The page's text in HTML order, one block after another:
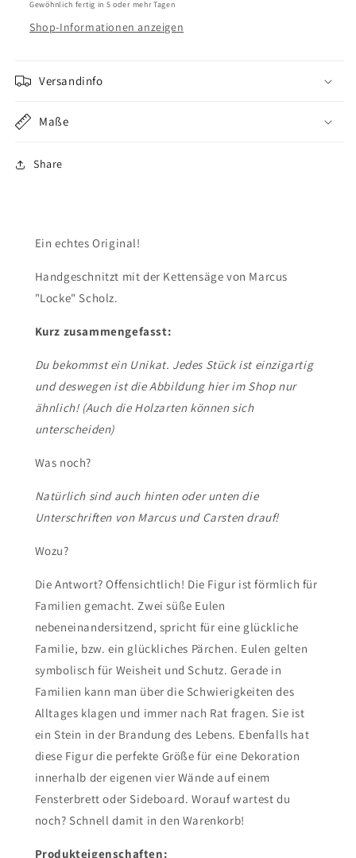
Gewöhnlich fertig in 5 oder mehr Tagen
Shop-Informationen anzeigen
Versandinfo
Maße
Share
Ein echtes Original!
Handgeschnitzt mit der Kettensäge von Marcus
"Locke" Scholz.
Kurz zusammengefasst:
Du bekommst ein Unikat. Jedes Stück ist einzigartig
und deswegen ist die Abbildung hier im Shop nur
ähnlich! (Auch die Holzarten können sich
unterscheiden)
Was noch?
Natürlich sind auch hinten oder unten die
Unterschriften von Marcus und Carsten drauf!
Wozu?
Die Antwort? Offensichtlich! Die Figur ist förmlich für
Familien gemacht. Zwei süße Eulen
nebeneinandersitzend, spricht für eine glückliche
Familie, bzw. ein glückliches Pärchen. Eulen gelten
symbolisch für Weisheit und Schutz. Gerade in
Familien kann man über die Schwierigkeiten des
Alltages klagen und immer nach Rat fragen. Sie ist
ein Stein in der Brandung des Lebens. Ebenfalls hat
diese Figur die perfekte Größe für eine Dekoration
innerhalb der eigenen vier Wände auf einem
Fensterbrett oder Sideboard. Worauf wartest du
noch? Schnell damit in den Warenkorb!
Produkteigenschaften: